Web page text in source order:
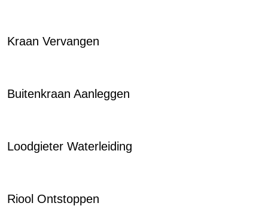
Kraan Vervangen
Buitenkraan Aanleggen
Loodgieter Waterleiding
Riool Ontstoppen